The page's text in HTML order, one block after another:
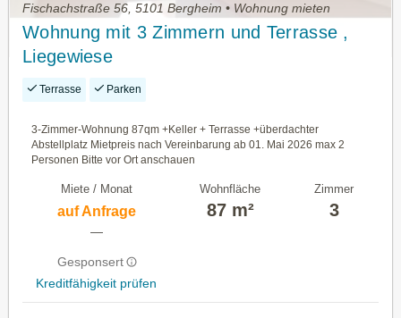
Fischachstraße 56, 5101 Bergheim • Wohnung mieten
Wohnung mit 3 Zimmern und Terrasse ,
Liegewiese
Terrasse Parken
3-Zimmer-Wohnung 87qm +Keller + Terrasse +überdachter
Abstellplatz Mietpreis nach Vereinbarung ab 01. Mai 2026 max 2
Personen Bitte vor Ort anschauen
Miete / Monat
auf Anfrage
—
Gesponsert
Kreditfähigkeit prüfen
Wohnfläche
87 m²
Zimmer
3